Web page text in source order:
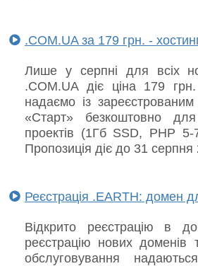
.COM.UA за 179 грн. -
Лише у серпні для всіх
.COM.UA діє ціна 179
надаємо із
«Старт» безкоштовно
проектів (1Гб SSD, PHP 5-
Пропозиція діє до 31 серпня
Реєстрація .EARTH: домен
Відкрито реєстрацію в
реєстрацію нових
обслуговування